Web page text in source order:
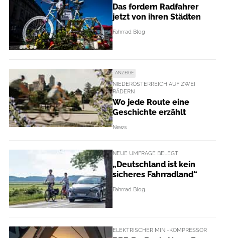
Das fordern Radfahrer
jetzt von ihren Städten
Fahrrad Blog
ANZEIGE
NIEDERÖSTERREICH AUF ZWEI
RÄDERN
Wo jede Route eine
Geschichte erzählt
News
NEUE UMFRAGE BELEGT
„Deutschland ist kein
sicheres Fahrradland“
Fahrrad Blog
ELEKTRISCHER MINI-KOMPRESSOR